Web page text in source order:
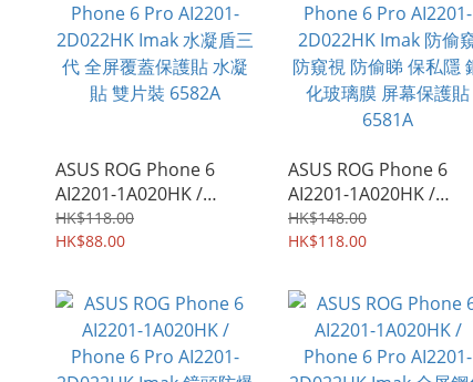
ASUS ROG Phone 6
AI2201-1A020HK /
Phone 6 Pro AI2201-
2D022HK Imak 水凝盾三
貼 雙片裝 6582A
HK$118.00
HK$88.00
ASUS ROG Phone 6
AI2201-1A020HK /
Phone 6 Pro AI2201-
2D022HK Imak 防偷窺
化玻璃膜 屏幕保護貼
6581A
HK$148.00
HK$118.00